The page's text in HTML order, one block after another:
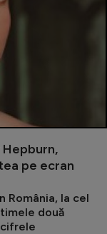
pe ecran
România, la cel
două